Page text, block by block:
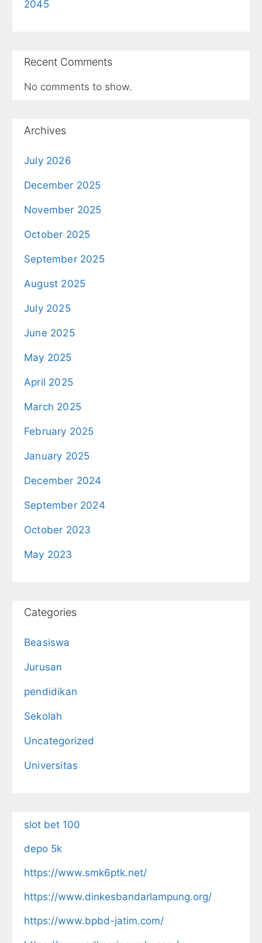
2045
Recent Comments
No comments to show.
Archives
July 2026
December 2025
November 2025
October 2025
September 2025
August 2025
July 2025
June 2025
May 2025
April 2025
March 2025
February 2025
January 2025
December 2024
September 2024
October 2023
May 2023
Categories
Beasiswa
Jurusan
pendidikan
Sekolah
Uncategorized
Universitas
slot bet 100
depo 5k
https://www.smk6ptk.net/
https://www.dinkesbandarlampung.org/
https://www.bpbd-jatim.com/